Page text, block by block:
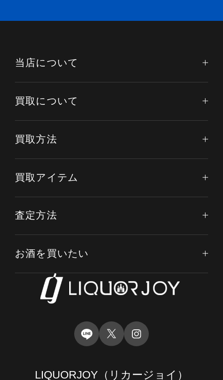
LIQUORJOY （リカージョイ）
当店について
買取について
買取方法
買取アイテム
査定方法
お酒を買いたい
LINE査定 オンライン査定